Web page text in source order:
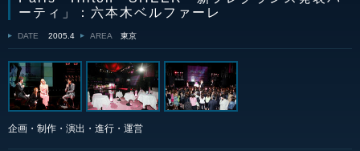
ーティ」：六本木ベルファーレ
DATE 2005.4 AREA 東京
企画・制作・演出・進行・運営